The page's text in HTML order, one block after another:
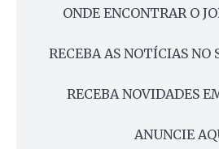
ONDE ENCONTRAR O
RECEBA AS NOTÍCIAS NO
RECEBA NOVIDADES
ANUNCIE